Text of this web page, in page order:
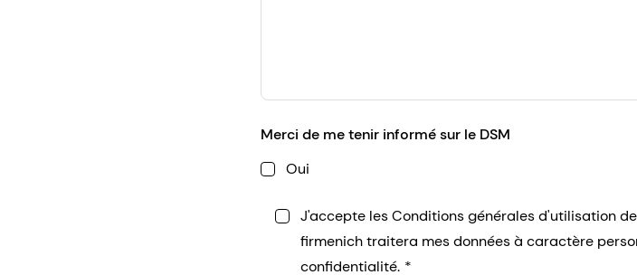
Merci de me tenir informé sur le DSM
Oui
J'accepte les Conditions générales d'utilisation
firmenich traitera mes données à caractère
confidentialité.